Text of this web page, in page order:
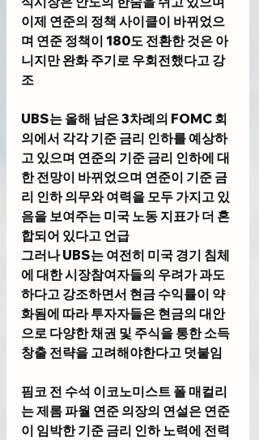
이제 연준의 정책 사이클이 바뀌었으
며 연준 정책이 180도 전환한 것은 아
니지만 완화 주기로 우회전했다고 강
조
UBS는 올해 남은 3차례의 FOMC 회
의에서 각각 기준 금리 인하를 예상하
고 있으며 연준의 기준 금리 인하에 대
한 전망이 바뀌었으며 연준이 기준 금
리 인하 의무와 여력을 모두 가지고 있
음을 보여주는 미국 노동 지표가 더 혼
합되어 있다고 언급
그러나 UBS는 여전히 미국 경기 침체
에 대한 시장참여자들의 우려가 과도
하다고 강조하면서 현금 수익률이 약
화됨에 따라 투자자들은 현금의 대안
으로 다양한 채권 및 주식을 통한 소득
창출 전략을 고려해야한다고 덧붙임
핌코 전 수석 이코노미스트 폴 매컬리
는 제롬 파월 연준 의장의 연설은 연준
이 임박한 기준 금리 인하 노력에 전력